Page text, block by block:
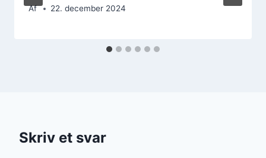
Af 22. december 2024
Skriv et svar